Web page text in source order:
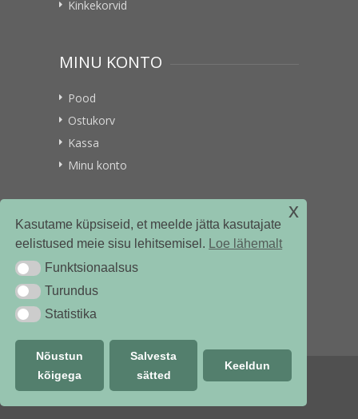
Kasutame küpsiseid, et meelde jätta kasutajate
eelistused meie sisu lehitsemisel. Loe lähemalt
Funktsionaalsus
Funktsionaalsus
TurundusTurundus
StatistikaStatistika
Nõustun
kõigega
Salvesta
sätted
Keeldun
x
Kinkekorvid
MINU KONTO
Pood
Ostukorv
Kassa
Minu konto
VITAMIINIKULLER.EE
© vitamiinikuller.ee 2018